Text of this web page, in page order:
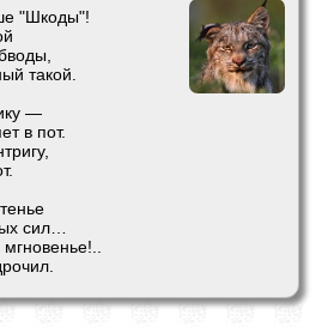
"Шкоды"!
такой.
—
в пот.
сил…